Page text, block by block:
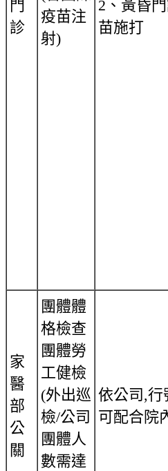
門
診
疫苗注
射)
2、黃昏
苗施打
家
醫
部
公
關
團體體
格檢查
團體勞
工健檢
(外出巡
檢/公司
團體人
數需達
依公司,行
可配合院